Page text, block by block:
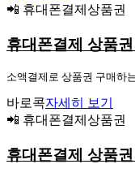
📲 휴대폰결제상품권
휴대폰결제 상품
소액결제로 상품권 구매하
바로콕자세히 보기
📲 휴대폰결제상품권
휴대폰결제 상품